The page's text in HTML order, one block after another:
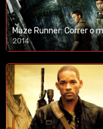
Maze Runner: Correr o
2014
1080p/720p